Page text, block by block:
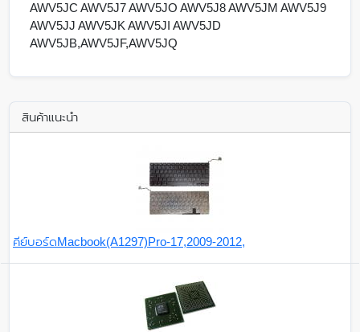
AWV5JC AWV5J7 AWV5JO AWV5J8 AWV5JM AWV5J9
AWV5JJ AWV5JK AWV5JI AWV5JD
AWV5JB,AWV5JF,AWV5JQ
สินค้าแนะนำ
คีย์บอร์ดMacbook(A1297)Pro-17,2009-2012,